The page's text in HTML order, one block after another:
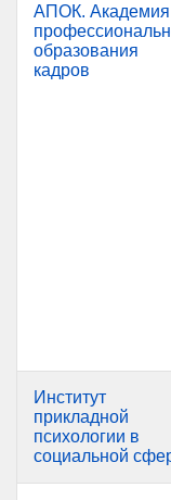
АПОК. Академия
образования
кадров
Институт
прикладной
психологии в
социальной